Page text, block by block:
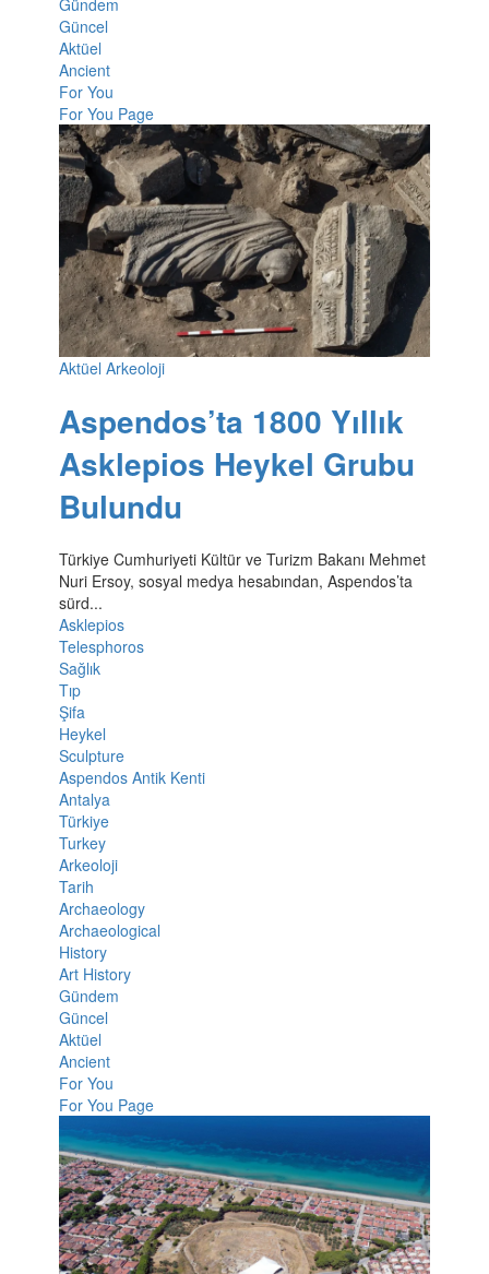
Güncel
Aktüel
Ancient
For You
For You Page
Aktüel Arkeoloji
Aspendos’ta 1800 Yıllık
Asklepios Heykel Grubu
Bulundu
Türkiye Cumhuriyeti Kültür ve Turizm Bakanı Mehmet
Nuri Ersoy, sosyal medya hesabından, Aspendos’ta
sürd...
Asklepios
Telesphoros
Sağlık
Tıp
Şifa
Heykel
Sculpture
Aspendos Antik Kenti
Antalya
Türkiye
Turkey
Arkeoloji
Tarih
Archaeology
Archaeological
History
Art History
Gündem
Güncel
Aktüel
Ancient
For You
For You Page